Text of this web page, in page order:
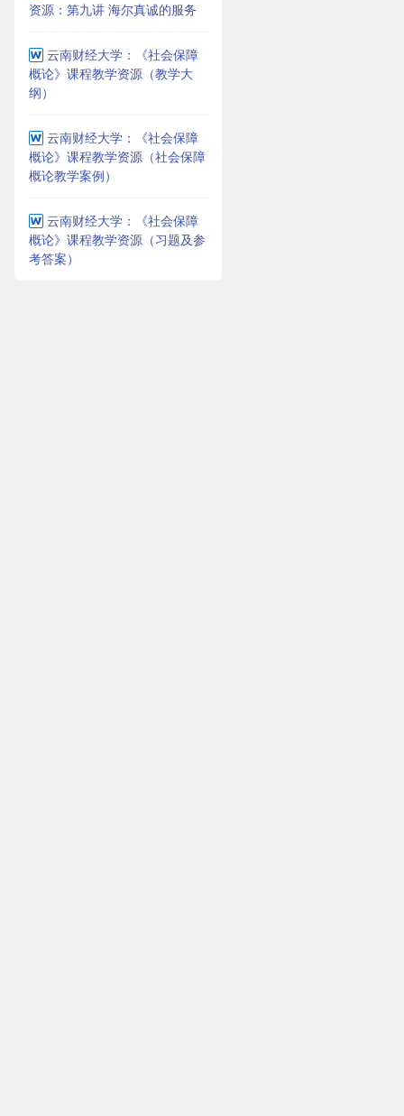
资源：第九讲 海尔真诚的服务
云南财经大学：《社会保障
概论》课程教学资源（教学大
纲）
云南财经大学：《社会保障
概论》课程教学资源（社会保障
概论教学案例）
云南财经大学：《社会保障
概论》课程教学资源（习题及参
考答案）